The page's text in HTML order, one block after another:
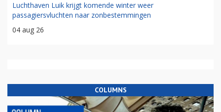
Luchthaven Luik krijgt komende winter weer
passagiersvluchten naar zonbestemmingen
04 aug 26
COLUMNS